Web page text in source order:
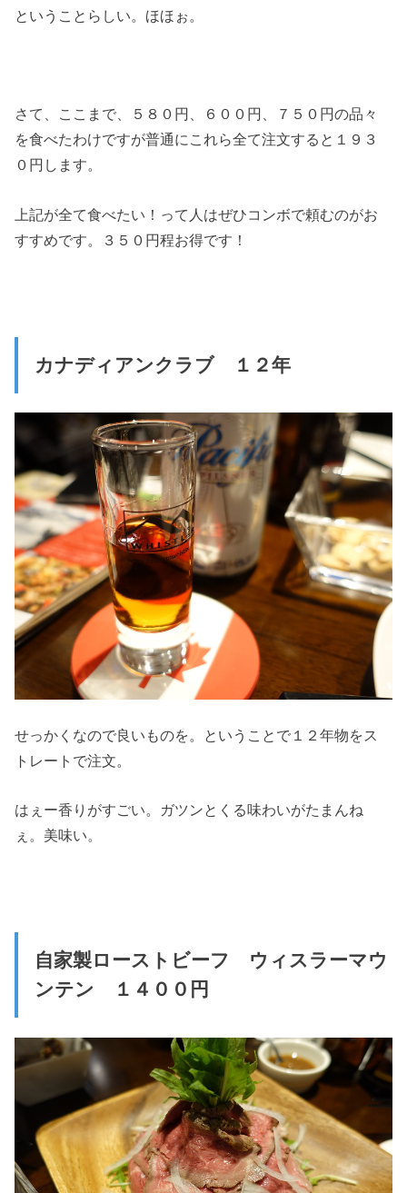
ということらしい。ほほぉ。
さて、ここまで、５８０円、６００円、７５０円の品々
を食べたわけですが普通にこれら全て注文すると１９３
０円します。
上記が全て食べたい！って人はぜひコンボで頼むのがお
すすめです。３５０円程お得です！
カナディアンクラブ １２年
せっかくなので良いものを。ということで１２年物をス
トレートで注文。
はぇー香りがすごい。ガツンとくる味わいがたまんね
ぇ。美味い。
自家製ローストビーフ ウィスラーマウ
ンテン １４００円